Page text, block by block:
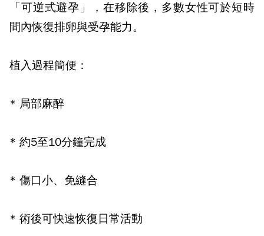
「可逆式避孕」，在移除後，多數女性可於短時
間內恢復排卵與受孕能力。
植入過程簡便：
* 局部麻醉
* 約5至10分鐘完成
* 傷口小、免縫合
* 術後可快速恢復日常活動